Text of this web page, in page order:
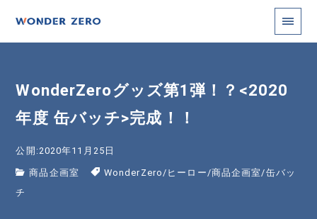
WonderZeroグッズ第1弾！？<2020
年度 缶バッチ>完成！！
公開:2020年11月25日
商品企画室 WonderZero / ヒーロー /商品企画室 /缶バッ
チ